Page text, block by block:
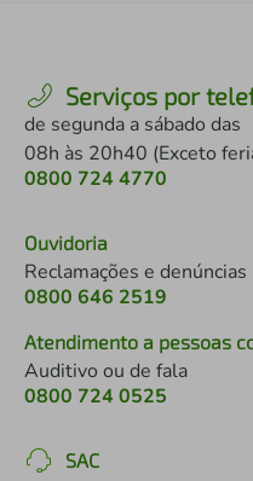
Serviços por
de segunda a sábado das
08h às 20h40 (Exceto
0800 724 4770
Ouvidoria
Reclamações e denúncias
0800 646 2519
Atendimento a pessoas
Auditivo ou de fala
0800 724 0525
SAC